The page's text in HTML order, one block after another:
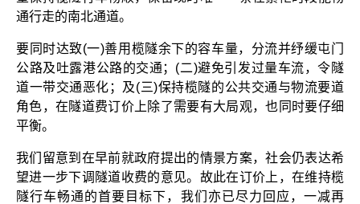
通行走的南北通道。
要同时达致(一)善用榄隧余下的容车量，分流并纾缓屯门
公路及吐露港公路的交通；(二)避免引发过量车流，令隧
道一带交通恶化；及(三)保持榄隧的公共交通与物流要道
角色，在隧道费订价上除了需要有大局观，也同时要仔细
平衡。
我们留意到在早前就政府提出的情景方案，社会仍表达希
望进一步下调隧道收费的意见。故此在订价上，在维持榄
隧行车畅通的首要目标下，我们亦已尽力回应，一减再